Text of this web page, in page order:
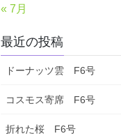
« 7月
最近の投稿
ドーナッツ雲 F6号
コスモス寄席 F6号
折れた桜 F6号